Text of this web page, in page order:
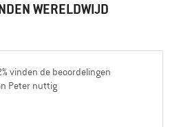
WERELDWIJD
vinden de beoordelingen
Peter nuttig